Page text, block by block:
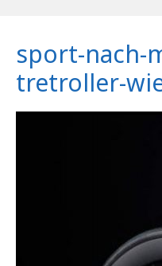
sport-nach-
tretroller-